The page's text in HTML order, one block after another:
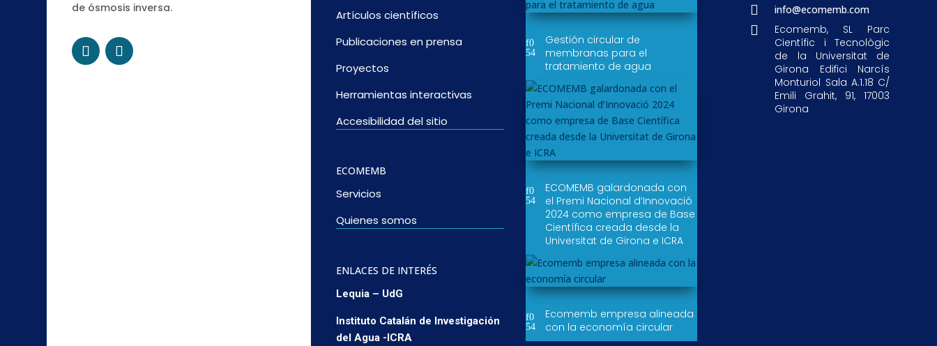
de ósmosis inversa.
Artículos científicos
Publicaciones en prensa
Proyectos
Herramientas interactivas
Accesibilidad del sitio
ECOMEMB
Servicios
Quienes somos
ENLACES DE INTERÉS
Lequia – UdG
Instituto Catalán de Investigación
del Agua -ICRA
Gestión circular de
membranas para el
tratamiento de agua
ECOMEMB galardonada con
el Premi Nacional d’Innovació
2024 como empresa de Base
Científica creada desde la
Universitat de Girona e ICRA
Ecomemb empresa alineada
con la economía circular
 info@ecomemb.com

Ecomemb, SL Parc
Científic i Tecnològic
de la Universitat de
Girona Edifici Narcís
Monturiol Sala A.1.18 C/
Emili Grahit, 91, 17003
Girona